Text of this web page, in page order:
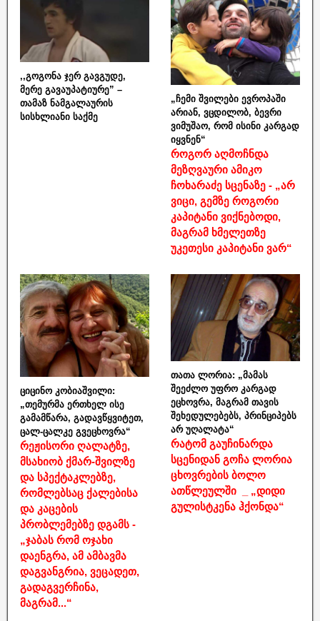
,,გოგონა ჯერ გავგუდე,
მერე გავაუპატიურე” –
თამაზ ნამგალაურის
სისხლიანი საქმე
„ჩემი შვილები ევროპაში
არიან, ვცდილობ, ბევრი
ვიმუშაო, რომ ისინი კარგად
იყვნენ“
როგორ აღმოჩნდა
მეზღვაური ამიკო
ჩოხარაძე სცენაზე - „არ
ვიცი, გემზე როგორი
კაპიტანი ვიქნებოდი,
მაგრამ ხმელეთზე
უკეთესი კაპიტანი ვარ“
ციცინო კობიაშვილი:
„თემურმა ერთხელ ისე
გამამწარა, გადავწყვიტეთ,
ცალ-ცალკე გვეცხოვრა“
რეჟისორი ღალატზე,
მსახიობ ქმარ-შვილზე
და სპექტაკლებზე,
რომლებსაც ქალებისა
და კაცების
პრობლემებზე დგამს -
„ჯაბას რომ ოჯახი
დაენგრა, ამ ამბავმა
დაგვანგრია, ვეცადეთ,
გადაგვერჩინა,
მაგრამ...“
თათა ლორია: „მამას
შეეძლო უფრო კარგად
ეცხოვრა, მაგრამ თავის
შეხედულებებს, პრინციპებს
არ უღალატა“
რატომ გაუჩინარდა
სცენიდან გოჩა ლორია
ცხოვრების ბოლო
ათწლეულში _ „დიდი
გულისტკენა ჰქონდა“